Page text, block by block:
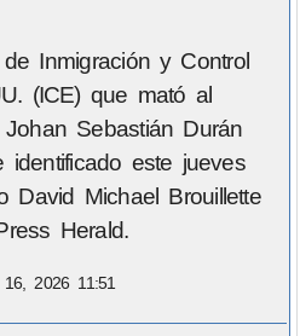
Inmigración y Control
(ICE) que mató al
Sebastián Durán
identificado este jueves
David Michael Brouillette
Herald.
2026 11:51